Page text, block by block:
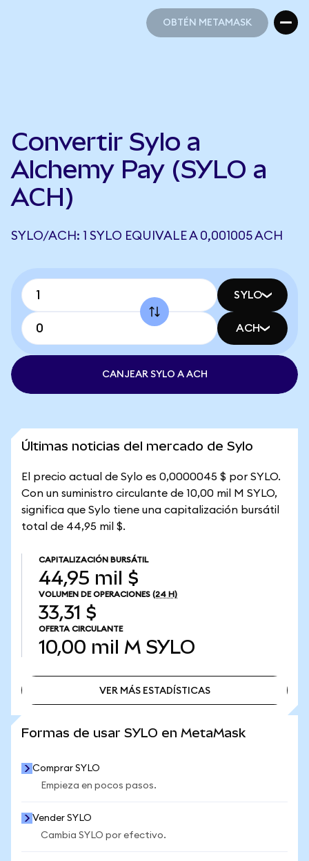
OBTÉN METAMASK
Convertir Sylo a
Alchemy Pay (SYLO a
ACH)
SYLO/ACH: 1 SYLO EQUIVALE A 0,001005 ACH
SYLO
ACH
CANJEAR SYLO A ACH
Últimas noticias del mercado de Sylo
El precio actual de Sylo es 0,0000045 $ por SYLO.
Con un suministro circulante de 10,00 mil M SYLO,
significa que Sylo tiene una capitalización bursátil
total de 44,95 mil $.
CAPITALIZACIÓN BURSÁTIL
44,95 mil $
VOLUMEN DE OPERACIONES (24 H)
33,31 $
OFERTA CIRCULANTE
10,00 mil M SYLO
VER MÁS ESTADÍSTICAS
Formas de usar SYLO en MetaMask
Comprar SYLO
Empieza en pocos pasos.
Vender SYLO
Cambia SYLO por efectivo.